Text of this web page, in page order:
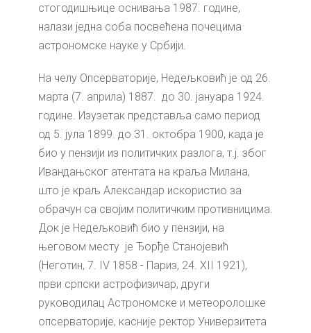
стогодишњице оснивања 1987. године,
налази једна соба посвећена почецима
астрономске науке у Србији.
На челу Опсерваторије, Недељковић је од 26.
марта (7. априла) 1887. до 30. јануара 1924.
године. Изузетак представља само период
од 5. јула 1899. до 31. октобра 1900, када је
био у пензији из политичких разлога, т.ј. због
Ивандањског атентата на краља Милана,
што је краљ Александар искористио за
обрачун са својим политичким противницима.
Док је Недељковић био у пензији, на
његовом месту је Ђорђе Станојевић
(Неготин, 7. IV 1858 - Париз, 24. XII 1921),
први српски астрофизичар, други
руководилац Астрономске и метеоролошке
опсерваторије, касније ректор Универзитета